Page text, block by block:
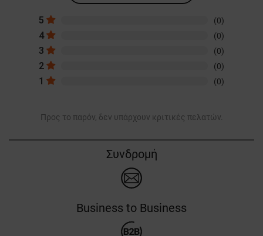
5 (0)
4 (0)
3 (0)
2 (0)
1 (0)
Προς το παρόν, δεν υπάρχουν κριτικές πελατών.
Συνδρομή
Business to Business